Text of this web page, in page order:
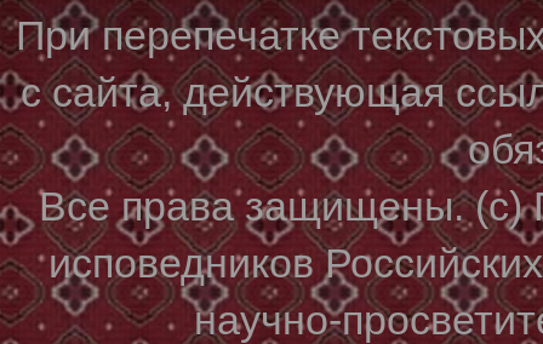
При перепечатке
с сайта, действующая
Все права защищены. (с)
исповедников
научно-